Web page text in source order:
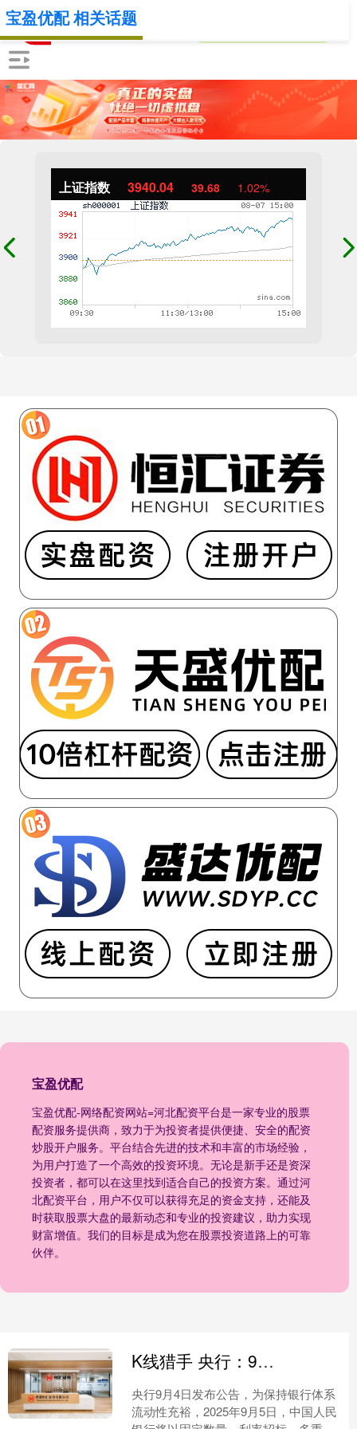
上证指数 3940.04 39.68 1.02%
宝盈优配
宝盈优配-网络配资网站=河北配资平台是一家专业的股票
配资服务提供商，致力于为投资者提供便捷、安全的配资
炒股开户服务。平台结合先进的技术和丰富的市场经验，
为用户打造了一个高效的投资环境。无论是新手还是资深
投资者，都可以在这里找到适合自己的投资方案。通过河
北配资平台，用户不仅可以获得充足的资金支持，还能及
时获取股票大盘的最新动态和专业的投资建议，助力实现
财富增值。我们的目标是成为您在股票投资道路上的可靠
伙伴。
宝盈优配 相关话题
K线猎手 央行：9月5日将开展10000亿元买断式逆回购操作，期限为3个月
央行9月4日发布公告，为保持银行体系
流动性充裕，2025年9月5日，中国人民